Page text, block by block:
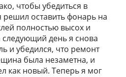
чтобы убедиться в
оставить фонарь на
полностью высох и
день я снова
и убедился, что ремонт
была незаметна, и
как новый. Теперь я мог